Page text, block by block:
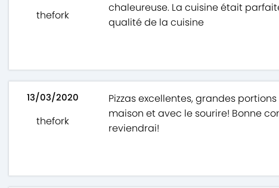
thefork
chaleureuse. La cuisine était
qualité de la cuisine
13/03/2020
thefork
Pizzas excellentes, grandes
maison et avec le sourire! Bonne
reviendrai!